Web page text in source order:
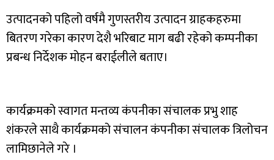
उत्पादनको पहिलो वर्षमै गुणस्तरीय उत्पादन ग्राहकहरुमा
बितरण गरेका कारण देशै भरिबाट माग बढी रहेको कम्पनीका
प्रबन्ध निर्देशक मोहन बराईलीले बताए।
कार्यक्रमको स्वागत मन्तव्य कंपनीका संचालक प्रभु शाह
शंकरले साथै कार्यक्रमको संचालन कंपनीका संचालक त्रिलोचन
लामिछानेले गरे ।